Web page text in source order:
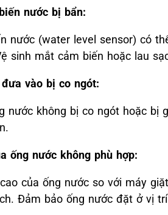
nước bị bẩn:
nước (water level sensor) có
sinh mắt cảm biến hoặc lau
vào bị co ngót:
nước không bị co ngót hoặc bị
ống nước không phù hợp:
của ống nước so với máy
Đảm bảo ống nước đặt ở vị